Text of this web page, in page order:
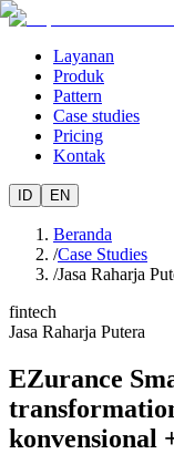
Layanan
Produk
Pattern
Case studies
Pricing
Kontak
ID EN
Beranda
/Case Studies
/Jasa Raharja
fintech
Jasa Raharja Putera
EZurance
konvensional